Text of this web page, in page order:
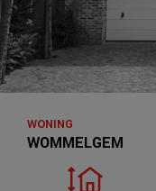
WOMMELGEM
WONING